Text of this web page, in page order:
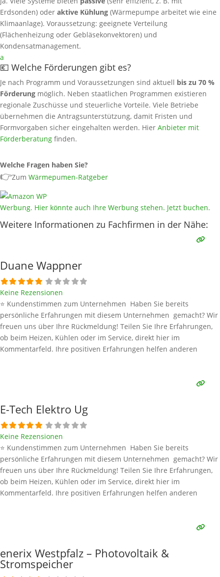
Erdsonden) oder aktive Kühlung (Wärmepumpe arbeitet wie eine
Klimaanlage). Voraussetzung: geeignete Verteilung
(Flächenheizung oder Gebläsekonvektoren) und
Kondensatmanagement.
a
💶 Welche Förderungen gibt es?
Je nach Programm und Voraussetzungen sind aktuell bis zu 70 %
Förderung möglich. Neben staatlichen Programmen existieren
regionale Zuschüsse und steuerliche Vorteile. Viele Betriebe
übernehmen die Antragsunterstützung, damit Fristen und
Formvorgaben sicher eingehalten werden. Hier Anbieter mit
Förderberatung finden.
Welche Fragen haben Sie?
👉Zum Wärmepumen-Ratgeber
Werbung. Hier könnte auch Ihre Werbung stehen. Jetzt buchen.
Weitere Informationen zu Fachfirmen in der Nähe:
Duane Wappner
Keine Rezensionen
⭐ Kundenstimmen zum Unternehmen Haben Sie bereits
persönliche Erfahrungen mit diesem Unternehmen gemacht? Wir
freuen uns über Ihre Rückmeldung! Teilen Sie Ihre Erfahrungen,
ob beim Heizen, Kühlen oder im Service, direkt hier im
Kommentarfeld. Ihre positiven Erfahrungen helfen anderen
E-Tech Elektro Ug
Keine Rezensionen
⭐ Kundenstimmen zum Unternehmen Haben Sie bereits
persönliche Erfahrungen mit diesem Unternehmen gemacht? Wir
freuen uns über Ihre Rückmeldung! Teilen Sie Ihre Erfahrungen,
ob beim Heizen, Kühlen oder im Service, direkt hier im
Kommentarfeld. Ihre positiven Erfahrungen helfen anderen
enerix Westpfalz – Photovoltaik &
Stromspeicher